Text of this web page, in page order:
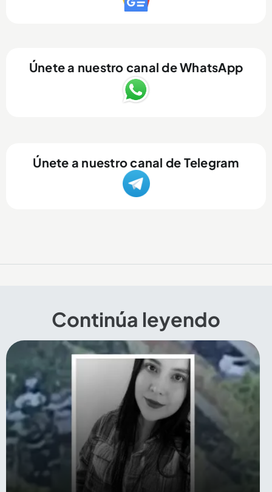
Únete a nuestro canal de WhatsApp
Únete a nuestro canal de Telegram
Continúa leyendo